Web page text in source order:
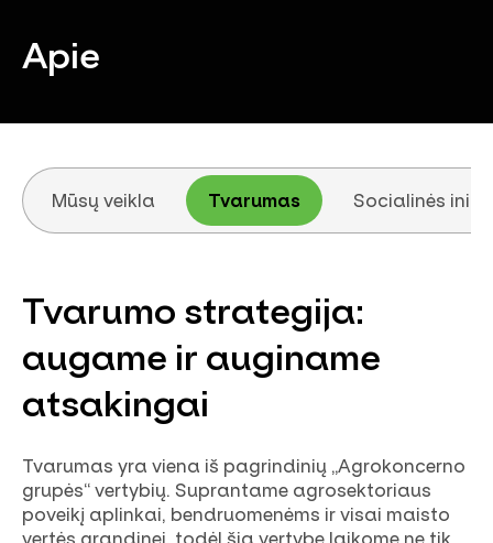
Apie
Mūsų veikla Tvarumas Socialinės
Tvarumo strategija:
augame ir auginame
atsakingai
Tvarumas yra viena iš pagrindinių „Agrokoncerno
grupės“ vertybių. Suprantame agrosektoriaus
poveikį aplinkai, bendruomenėms ir visai maisto
vertės grandinei, todėl šią vertybę laikome ne tik